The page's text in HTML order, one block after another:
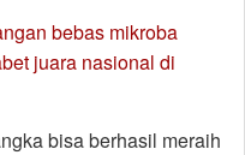
bebas mikroba
juara nasional di
bisa berhasil meraih